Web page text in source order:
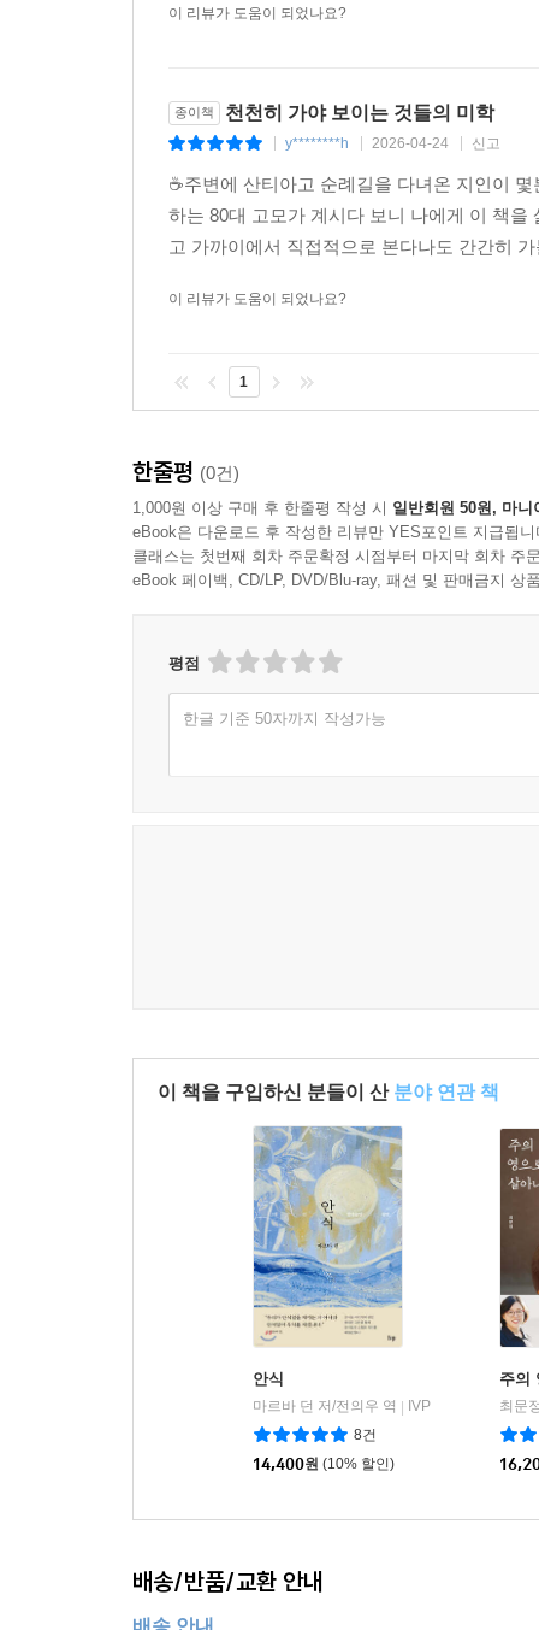
이 리뷰가 도움이 되었나요?
종이책 천천히 가야 보이는 것들의 미학
y********h 2026-04-24 신고
☕️주변에 산티아고 순례길을 다녀온 지인이
하는 80대 고모가 계시다 보니 나에게 이 책
고 가까이에서 직접적으로 본다나도 간간히
이 리뷰가 도움이 되었나요?
1
한줄평 (0건)
1,000원 이상 구매 후 한줄평 작성 시 일반회원 50원, 마니
eBook은 다운로드 후 작성한 리뷰만 YES포인트 지급됩니
클래스는 첫번째 회차 주문확정 시점부터 마지막 회차 주
eBook 페이백, CD/LP, DVD/Blu-ray, 패션 및 판매금지 상
평점
한글 기준 50자까지 작성가능
이 책을 구입하신 분들이 산 분야 연관 책
안식
마르바 던 저/전의우 역
IVP
8건
14,400원 (10% 할인)
주의
최문
배송/반품/교환 안내
배송 안내